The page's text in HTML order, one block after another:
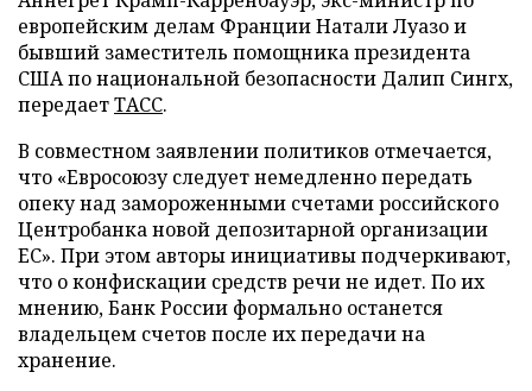
европейским делам Франции Натали Луазо и
бывший заместитель помощника президента
США по национальной безопасности Далип Сингх,
передаетТАСС.
В совместном заявлении политиков отмечается,
что «Евросоюзу следует немедленно передать
опеку над замороженными счетами российского
Центробанка новой депозитарной организации
ЕС». При этом авторы инициативы подчеркивают,
что о конфискации средств речи не идет. По их
мнению, Банк России формально останется
владельцем счетов после их передачи на
хранение.